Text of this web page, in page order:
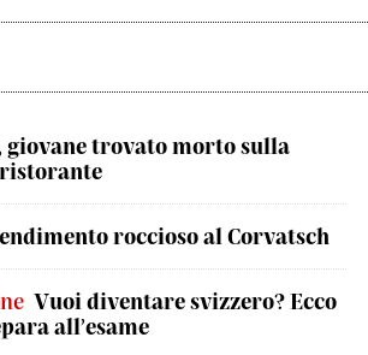
giovane trovato morto sulla
roccioso al Corvatsch
Vuoi diventare svizzero? Ecco
all’esame